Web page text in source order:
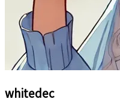
whitedec